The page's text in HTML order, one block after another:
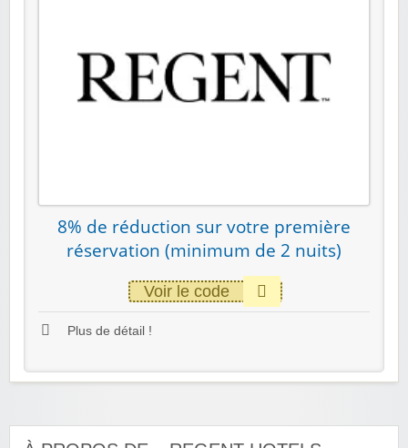
8% de réduction sur votre première
réservation (minimum de 2 nuits)
Voir le code
Plus de détail !